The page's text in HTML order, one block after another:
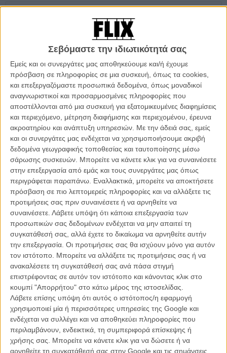
Σεβόμαστε την ιδιωτικότητά σας
Εμείς και οι συνεργάτες μας αποθηκεύουμε και/ή έχουμε
πρόσβαση σε πληροφορίες σε μια συσκευή, όπως τα cookies,
και επεξεργαζόμαστε προσωπικά δεδομένα, όπως μοναδικοί
αναγνωριστικοί και προσαρμοσμένες πληροφορίες που
αποστέλλονται από μια συσκευή για εξατομικευμένες διαφημίσεις
και περιεχόμενο, μέτρηση διαφήμισης και περιεχομένου, έρευνα
ακροατηρίου και ανάπτυξη υπηρεσιών. Με την άδειά σας, εμείς
και οι συνεργάτες μας ενδέχεται να χρησιμοποιήσουμε ακριβή
δεδομένα γεωγραφικής τοποθεσίας και ταυτοποίησης μέσω
σάρωσης συσκευών. Μπορείτε να κάνετε κλικ για να συναινέσετε
στην επεξεργασία από εμάς και τους συνεργάτες μας όπως
περιγράφεται παραπάνω. Εναλλακτικά, μπορείτε να αποκτήσετε
πρόσβαση σε πιο λεπτομερείς πληροφορίες και να αλλάξετε τις
προτιμήσεις σας πριν συναινέσετε ή να αρνηθείτε να
συναινέσετε. Λάβετε υπόψη ότι κάποια επεξεργασία των
προσωπικών σας δεδομένων ενδέχεται να μην απαιτεί τη
συγκατάθεσή σας, αλλά έχετε το δικαίωμα να αρνηθείτε αυτήν
την επεξεργασία. Οι προτιμήσεις σας θα ισχύουν μόνο για αυτόν
τον ιστότοπο. Μπορείτε να αλλάξετε τις προτιμήσεις σας ή να
ανακαλέσετε τη συγκατάθεσή σας ανά πάσα στιγμή
επιστρέφοντας σε αυτόν τον ιστότοπο και κάνοντας κλικ στο
κουμπί "Απορρήτου" στο κάτω μέρος της ιστοσελίδας.
Λάβετε επίσης υπόψη ότι αυτός ο ιστότοπος/η εφαρμογή
χρησιμοποιεί μία ή περισσότερες υπηρεσίες της Google και
ενδέχεται να συλλέγει και να αποθηκεύει πληροφορίες που
περιλαμβάνουν, ενδεικτικά, τη συμπεριφορά επίσκεψης ή
χρήσης σας. Μπορείτε να κάνετε κλικ για να δώσετε ή να
αρνηθείτε τη συγκατάθεσή σας στην Google και τις σημάνσεις
Προσθέστε το Flix στις προτιμήσεις σας στο
Google
Ενας σκηνοθέτης από την Βαρκελώνη ετοίμασε ένα βίντεο με τον
τίτλο «Remakes», βάζοντας δίπλα δίπλα σκηνές από τα
πρωτότυπα φιλμ και τα ριμέικ τους.
Από το «Psycho» του Γκας Βαν Σαντ μέχρι το «Old Boy» του Σπάικ
Λι και από το «True Grit» των αδελφών Κοέν μέχρι τα rebοοts του
«Total Recall», του «Robocop» και δεν συμμαζεύεται, να ο πιο
εύχρηστος τρόπος να θυμηθείς πώς έμοιαζε η πρωτότυπη ταινία
και το ριμέικ της.
Διαβάστε ακόμη 15 ταινίες που δικαιώνουν τον όρο ριμέικ!